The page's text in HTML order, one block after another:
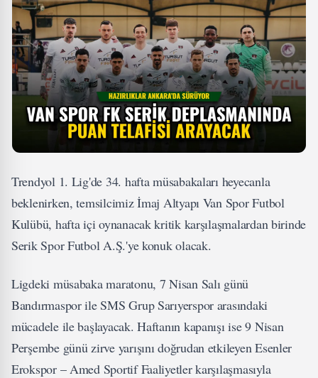
Trendyol 1. Lig'de 34. hafta müsabakaları heyecanla
beklenirken, temsilcimiz İmaj Altyapı Van Spor Futbol
Kulübü, hafta içi oynanacak kritik karşılaşmalardan birinde
Serik Spor Futbol A.Ş.'ye konuk olacak.
Ligdeki müsabaka maratonu, 7 Nisan Salı günü
Bandırmaspor ile SMS Grup Sarıyerspor arasındaki
mücadele ile başlayacak. Haftanın kapanışı ise 9 Nisan
Perşembe günü zirve yarışını doğrudan etkileyen Esenler
Erokspor – Amed Sportif Faaliyetler karşılaşmasıyla